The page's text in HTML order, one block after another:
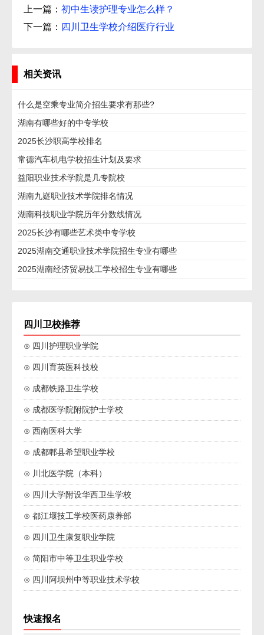
上一篇： 初中生读护理专业怎么样？
下一篇： 四川卫生学校介绍医疗行业
相关资讯
什么是空乘专业简介招生要求有那些?
湖南有哪些好的中专学校
2025长沙职高学校排名
常德汽车机电学校招生计划及要求
益阳职业技术学院是几专院校
湖南九嶷职业技术学院排名情况
湖南科技职业学院历年分数线情况
2025长沙有哪些艺术类中专学校
2025湖南交通职业技术学院招生专业有哪些
2025湖南经济贸易技工学校招生专业有哪些
四川卫校推荐
⊙ 四川护理职业学院
⊙ 四川育英医科技校
⊙ 成都铁路卫生学校
⊙ 成都医学院附院护士学校
⊙ 西南医科大学
⊙ 成都郫县希望职业学校
⊙ 川北医学院（本科）
⊙ 四川大学附设华西卫生学校
⊙ 都江堰技工学校医药康养部
⊙ 四川卫生康复职业学院
⊙ 简阳市中等卫生职业学校
⊙ 四川阿坝州中等职业技术学校
快速报名